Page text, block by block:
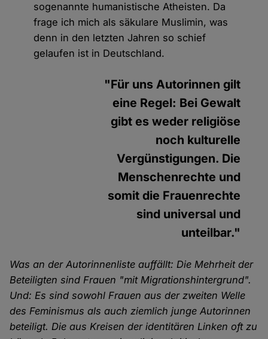
sogenannte humanistische Atheisten. Da
frage ich mich als säkulare Muslimin, was
denn in den letzten Jahren so schief
gelaufen ist in Deutschland.
"Für uns Autorinnen gilt
eine Regel: Bei Gewalt
gibt es weder religiöse
noch kulturelle
Vergünstigungen. Die
Menschenrechte und
somit die Frauenrechte
sind universal und
unteilbar."
Was an der Autorinnenliste auffällt: Die Mehrheit der
Beteiligten sind Frauen "mit Migrationshintergrund".
Und: Es sind sowohl Frauen aus der zweiten Welle
des Feminismus als auch ziemlich junge Autorinnen
beteiligt. Die aus Kreisen der identitären Linken oft zu